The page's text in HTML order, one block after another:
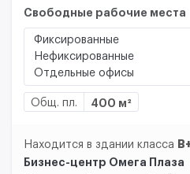
Свободные рабочие места
Фиксированные
Нефиксированные
Отдельные офисы
Общ. пл. 400 м²
Находится в здании класса
Бизнес-центр Омега Плаза